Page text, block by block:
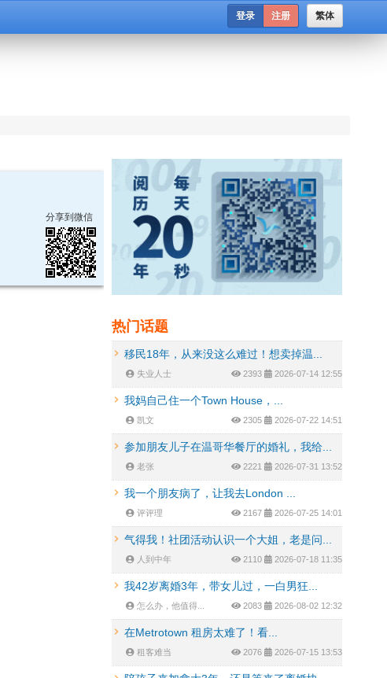
繁体
登录 注册
分享到微信
热门话题
移民18年，从来没这么难过！想卖掉温...
失业人士 2393 2026-07-14 12:55
我妈自己住一个Town House，...
凯文 2305 2026-07-22 14:51
参加朋友儿子在温哥华餐厅的婚礼，我给...
老张 2221 2026-07-31 13:52
我一个朋友病了，让我去London ...
评评理 2167 2026-07-25 14:01
气得我！社团活动认识一个大姐，老是问...
人到中年 2110 2026-07-18 11:35
我42岁离婚3年，带女儿过，一白男狂...
怎么办，他值得... 2083 2026-08-02 12:32
在Metrotown 租房太难了！看...
租客难当 2076 2026-07-15 13:53